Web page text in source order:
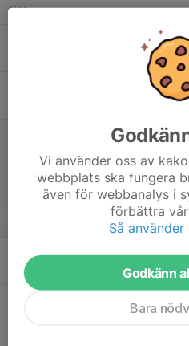
Ons
v.29
Mån
Vi använder oss av
webbplats ska fungera
även för webbanalys i
förbättra
Så
Godkänn
Bara